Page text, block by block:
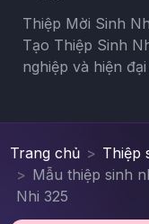
Thiệp Mời Sinh
Tạo Thiệp Sinh
nghiệp và hiện đại
Trang chủ
Thiệp
Mẫu thiệp sinh
Nhi 325